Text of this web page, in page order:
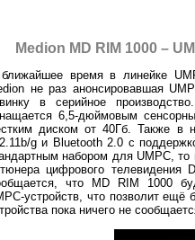
Medion MD RIM 1000 –
время в линейке
не раз анонсировавшая
в серийное
6,5-дюймовым
диском от 40Гб. Также в
g и Bluetooth 2.0 с
набором для UMPC, то
цифрового телевидения
что MD RIM 1000
устройств, что позволит
пока ничего не